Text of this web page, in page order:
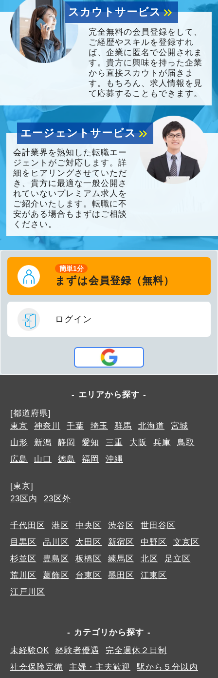
スカウトサービスkeyboard_double_arrow_right
完全無料の会員登録をして、
ご経歴やスキルを登録すれ
ば、企業に匿名で公開されま
す。貴方に興味を持った企業
から直接スカウトが届きま
す。もちろん、求人情報を見
て応募することもできます。
エージェントサービスkeyboard_double_arrow_right
会計業界を熟知した転職エー
ジェントがご対応します。詳
細をヒアリングさせていただ
き、貴方に最適な一般公開さ
れていないプレミアム求人を
ご紹介いたします。転職に不
安がある場合もまずはご相談
ください。
簡単1分
まずは会員登録（無料）
ログイン
エリアから探す
[都道府県]
東京
神奈川 千葉 埼玉 群馬 北海道
宮城
山形
新潟 静岡 愛知 三重 大阪 兵庫
鳥取
広島
山口 徳島 福岡 沖縄
[東京]
23区内
23区外
千代田区 港区 中央区 渋谷区
世田谷区
目黒区
品川区 大田区 新宿区 中野区
文京区
杉並区
豊島区 板橋区 練馬区 北区
足立区
荒川区
葛飾区 台東区 墨田区
江東区
江戸川区
カテゴリから探す
未経験OK
経験者優遇
完全週休２日制
社会保険完備
主婦・主夫歓迎
駅から５分以内